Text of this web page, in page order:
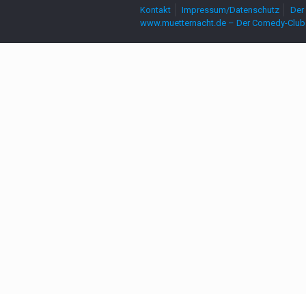
Kontakt Impressum/Datenschutz
www.muetternacht.de – Der Comedy-Club